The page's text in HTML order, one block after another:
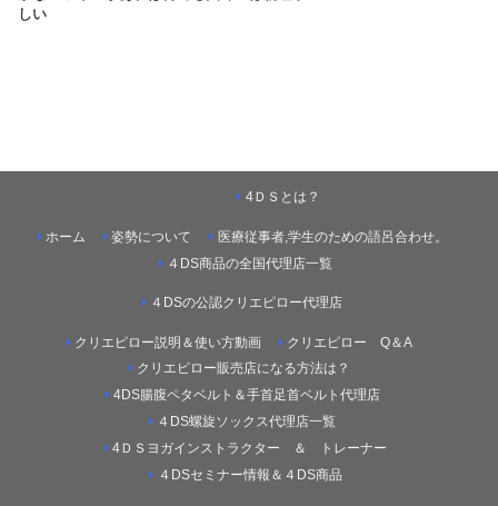
しい
ホーム
4ＤＳとは？
姿勢について
医療従事者,学生のための語呂合わせ。
４DS商品の全国代理店一覧
４DSの公認クリエピロー代理店
クリエピロー説明＆使い方動画
クリエピロー Q＆A
クリエピロー販売店になる方法は？
4DS腸腹ペタベルト＆手首足首ベルト代理店
４DS螺旋ソックス代理店一覧
4ＤＳヨガインストラクター ＆ トレーナー
４DSセミナー情報＆４DS商品